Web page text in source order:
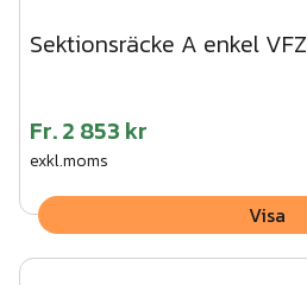
Sektionsräcke A enkel VFZ
Fr.2 853 kr
exkl.moms
Visa